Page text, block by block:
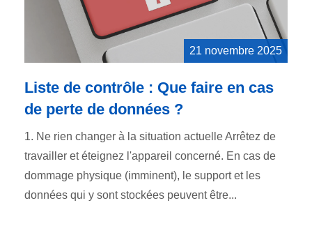
21 novembre 2025
Liste de contrôle : Que faire en cas
de perte de données ?
1. Ne rien changer à la situation actuelle Arrêtez de
travailler et éteignez l'appareil concerné. En cas de
dommage physique (imminent), le support et les
données qui y sont stockées peuvent être...